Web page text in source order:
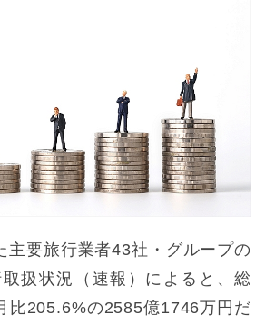
主要旅行業者43社・グループの
扱状況（速報）によると、総
比205.6%の2585億1746万円だ